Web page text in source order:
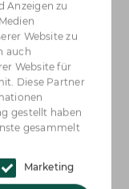
Anzeigen zu
Website zu
auch
Website für
Diese Partner
gestellt haben
gesammelt
Marketing
die beim
Ihrem
gespeichert